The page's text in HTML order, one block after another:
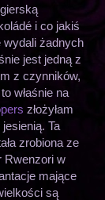
i co jakiś
żadnych
jest jedną z
z czynników,
właśnie na
złożyłam
Ta
zrobiona ze
Rwenzori w
mające
są